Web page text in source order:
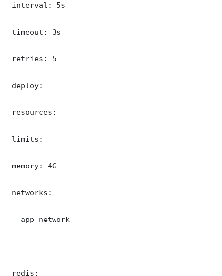
interval: 5s
timeout: 3s
retries: 5
deploy:
resources:
limits:
memory: 4G
networks:
- app-network
redis: